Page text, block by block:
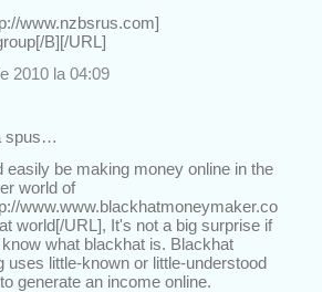
www.nzbsrus.com]
B][/URL]
2010 la 04:09
spus…
easily be making money online in the
world of
www.www.blackhatmoneymaker.co
world[/URL], It's not a big surprise if
what blackhat is. Blackhat
uses little-known or little-understood
generate an income online.